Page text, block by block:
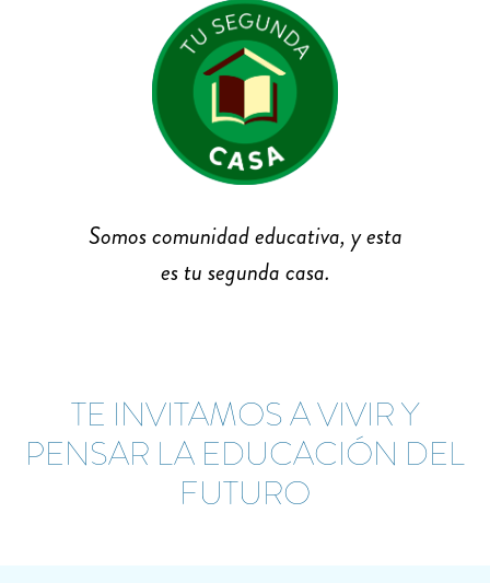
Somos comunidad educativa, y esta
es tu segunda casa.
TE INVITAMOS A VIVIR Y
PENSAR LA EDUCACIÓN DEL
FUTURO